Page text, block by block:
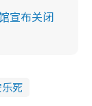
宣布关闭
乐死